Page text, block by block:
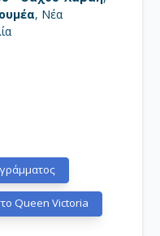
από τις πιο
Νοτίου Ειρηνικού.
της πόλης 'Η
τα πιο διάσημα
από τους
, Νέα
Queen Victoria